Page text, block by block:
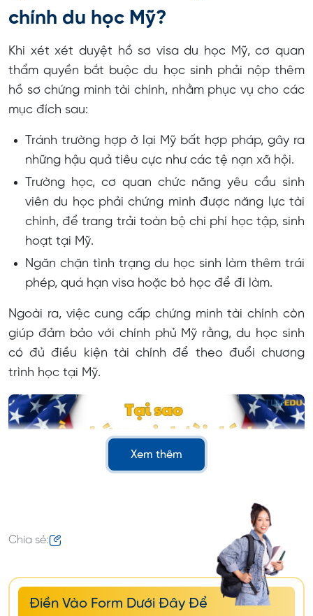
chính du học Mỹ?
Khi xét xét duyệt hồ sơ visa du học Mỹ, cơ quan
thẩm quyền bắt buộc du học sinh phải nộp thêm
hồ sơ chứng minh tài chính, nhằm phục vụ cho các
mục đích sau:
Tránh trường hợp ở lại Mỹ bất hợp pháp, gây ra
những hậu quả tiêu cực như các tệ nạn xã hội.
Trường học, cơ quan chức năng yêu cầu sinh
viên du học phải chứng minh được năng lực tài
chính, để trang trải toàn bộ chi phí học tập, sinh
hoạt tại Mỹ.
Ngăn chặn tình trạng du học sinh làm thêm trái
phép, quá hạn visa hoặc bỏ học để đi làm.
Ngoài ra, việc cung cấp chứng minh tài chính còn
giúp đảm bảo với chính phủ Mỹ rằng, du học sinh
có đủ điều kiện tài chính để theo đuổi chương
trình học tại Mỹ.
Quy trình làm thủ tục chứng
Xem thêm
Chia sẻ:
Điền Vào Form Dưới Đây Để